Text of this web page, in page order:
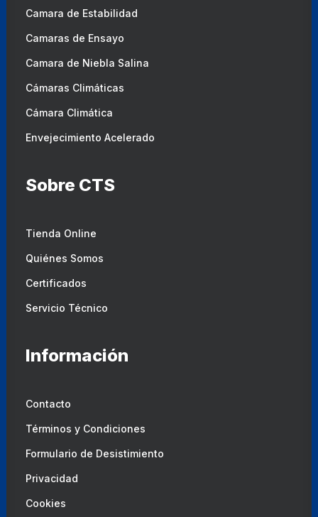
Camara de Estabilidad
Camaras de Ensayo
Camara de Niebla Salina
Cámaras Climáticas
Cámara Climática
Envejecimiento Acelerado
Sobre CTS
Tienda Online
Quiénes Somos
Certificados
Servicio Técnico
Información
Contacto
Términos y Condiciones
Formulario de Desistimiento
Privacidad
Cookies